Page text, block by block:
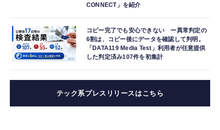
CONNECT」を紹介
コピー完了でも安心できない ー異常判定の
6割は、コピー後にデータを確認して判明。
「DATA119 Media Test」利用者が任意提供
した判定済み107件を初集計
テック系プレスリリースはこちら